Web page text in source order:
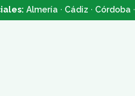
Almería · Cádiz · Córdoba ·